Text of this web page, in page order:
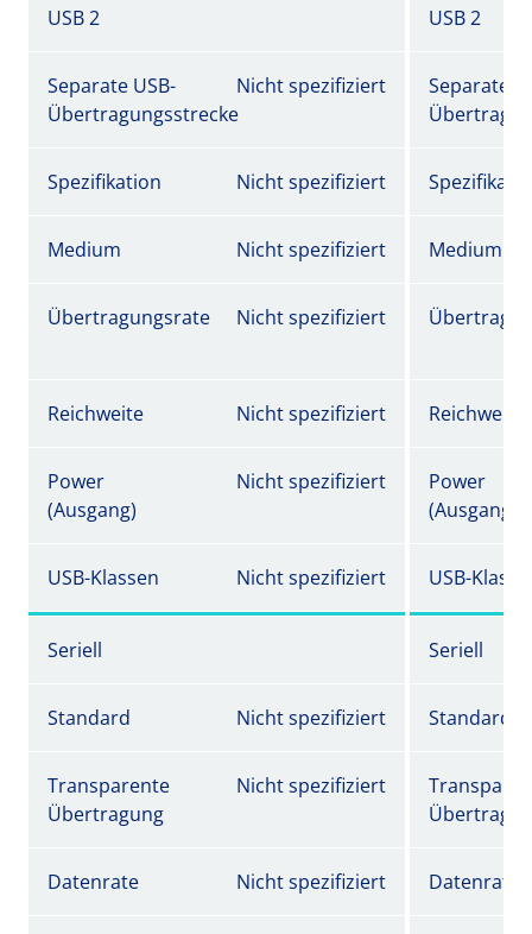
USB 2 USB 2
Separate USB-
Übertragungsstrecke
Nicht spezifiziert
Separate
Spezifikation Nicht spezifiziert
Medium Nicht spezifiziert Medium
Übertragungsrate Nicht spezifiziert
Reichweite Nicht spezifiziert Reichweite
Power
(Ausgang)
Nicht spezifiziert
Power
(Ausgang)
USB-Klassen Nicht spezifiziert USB-
Seriell Seriell
Standard Nicht spezifiziert Standard
Transparente
Übertragung
Nicht spezifiziert
Datenrate Nicht spezifiziert Datenrate